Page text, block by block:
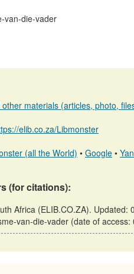
van-die-vader
materials (articles, photo,
elib.co.za/Libmonster
(all the World) • Google •
(for citations):
Africa (ELIB.CO.ZA). Updated:
van-die-vader (date of access: